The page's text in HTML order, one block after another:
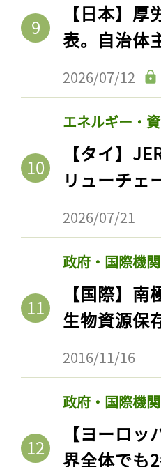
【日本】
表。自治体
2026/07/12
エネルギー・
【タイ】
リューチェ
2026/07/21
政府・国際機
【国際】
生物資源保
2016/11/16
政府・国際機
【ヨーロ
界全体でも